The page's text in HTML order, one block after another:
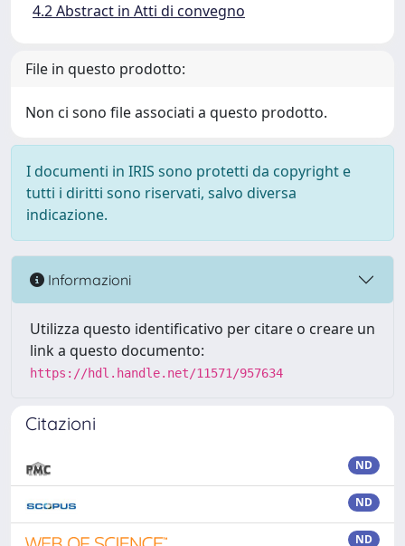
4.2 Abstract in Atti di convegno
File in questo prodotto:
Non ci sono file associati a questo prodotto.
I documenti in IRIS sono protetti da copyright e
tutti i diritti sono riservati, salvo diversa
indicazione.
Informazioni
Utilizza questo identificativo per citare o creare un
link a questo documento:
https://hdl.handle.net/11571/957634
Citazioni
ND
ND
ND